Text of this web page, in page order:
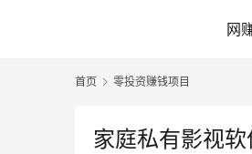
网
首页 零投资赚钱项目
家庭私有影视